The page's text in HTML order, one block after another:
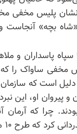
پلیس مخفی
بچه» آنجاست
پاسداران و
مخفی ساواک را
است که
پیروان او، این
چرا که